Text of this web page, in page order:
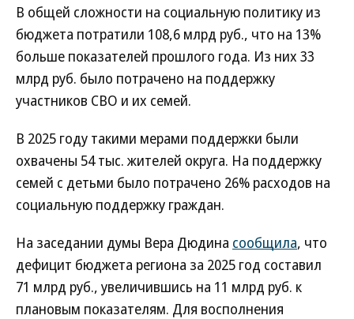
В общей сложности на социальную политику из
бюджета потратили 108,6 млрд руб., что на 13%
больше показателей прошлого года. Из них 33
млрд руб. было потрачено на поддержку
участников СВО и их семей.
В 2025 году такими мерами поддержки были
охвачены 54 тыс. жителей округа. На поддержку
семей с детьми было потрачено 26% расходов на
социальную поддержку граждан.
На заседании думы Вера Дюдина сообщила, что
дефицит бюджета региона за 2025 год составил
71 млрд руб., увеличившись на 11 млрд руб. к
плановым показателям. Для восполнения